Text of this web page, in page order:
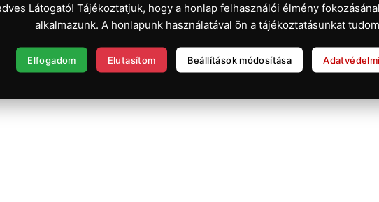
Látogató! Tájékoztatjuk, hogy a honlap felhasználói élmény
alkalmazunk. A honlapunk használatával ön a tájékoztatásunkat
Elfogadom Elutasítom Beállítások módosítása